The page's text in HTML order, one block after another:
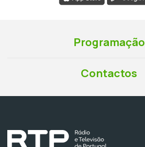
Programação
Contactos